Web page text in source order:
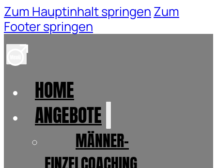
Zum Hauptinhalt springen Zum
Footer springen
HOME
ANGEBOTE
MÄNNER-